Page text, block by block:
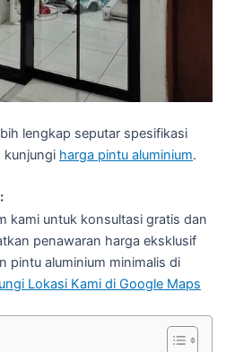
lengkap seputar spesifikasi
kunjungi harga pintu aluminium.
kami untuk konsultasi gratis dan
penawaran harga eksklusif
pintu aluminium minimalis di
Lokasi Kami di Google Maps